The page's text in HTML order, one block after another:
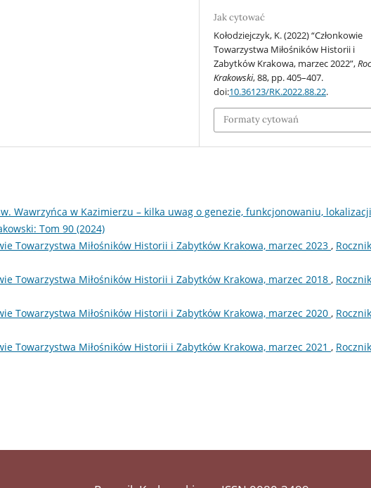
Jak cytować
Kołodziejczyk, K. (2022) “Członkowie
Towarzystwa Miłośników Historii i
Zabytków Krakowa, marzec 2022”,
Krakowski, 88, pp. 405–407.
doi:10.36123/RK.2022.88.22.
Formaty cytowań
Wawrzyńca w Kazimierzu – kilka uwag o genezie, funkcjonowaniu,
Tom 90 (2024)
Towarzystwa Miłośników Historii i Zabytków Krakowa, marzec 2023 , Rocznik
Towarzystwa Miłośników Historii i Zabytków Krakowa, marzec 2018 , Rocznik
Towarzystwa Miłośników Historii i Zabytków Krakowa, marzec 2020 , Rocznik
Towarzystwa Miłośników Historii i Zabytków Krakowa, marzec 2021 , Rocznik